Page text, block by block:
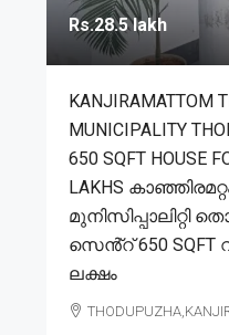
Rs.28.5 lakh
KANJIRAMATTOM
MUNICIPALITY
650 SQFT HOUSE
LAKHS
സെൻ്റ് 650 SQFT
ലക്ഷം